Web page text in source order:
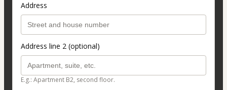
Address
Address line 2 (optional)
E.g.: Apartment B2, second floor.